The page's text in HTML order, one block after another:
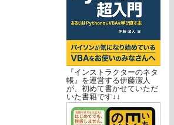
『インストラクターのネタ
帳』を運営する伊藤潔人
が、初めて書かせていただ
いた書籍です↓↓